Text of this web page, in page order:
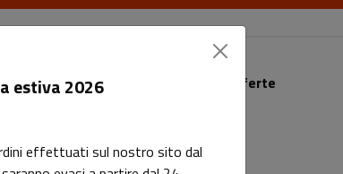
I corsi Le offerte
estiva 2026
effettuati sul nostro sito dal